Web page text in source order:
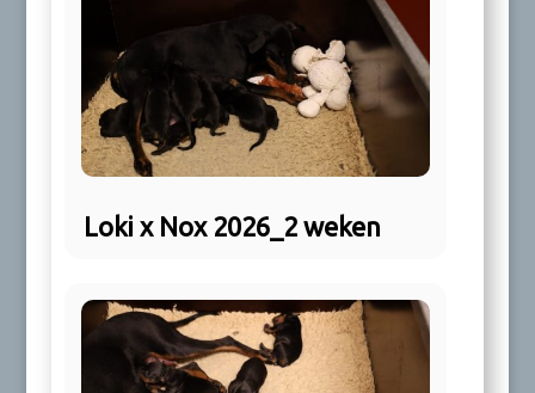
Loki x Nox 2026_2 weken